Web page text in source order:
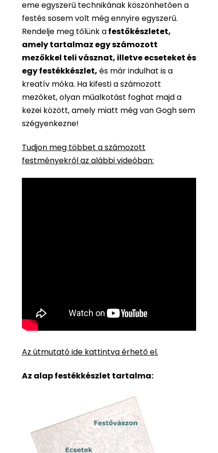
eme egyszerű technikának köszönhetően a
festés sosem volt még ennyire egyszerű.
Rendelje meg tőlünk afestőkészletet,
amely tartalmaz egy számozott
mezőkkel teli vásznat, illetve ecseteket és
egy festékkészlet, és már indulhat is a
kreatív móka. Ha kifesti a számozott
mezőket, olyan műalkotást foghat majd a
kezei között, amely miatt még van Gogh sem
szégyenkezne!
Tudjon meg többet a számozott
festményekről az alábbi videóban:
Az útmutató ide kattintva érhető el.
Az alap festékkészlet tartalma: